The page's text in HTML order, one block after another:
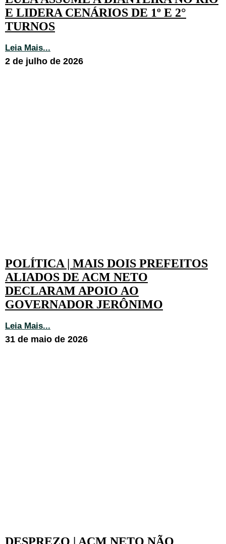
E LIDERA CENÁRIOS DE 1º E 2°
TURNOS
Leia Mais...
2 de julho de 2026
POLÍTICA | MAIS DOIS PREFEITOS
ALIADOS DE ACM NETO
DECLARAM APOIO AO
GOVERNADOR JERÔNIMO
Leia Mais...
31 de maio de 2026